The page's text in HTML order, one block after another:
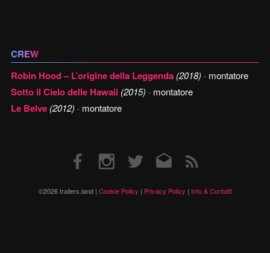
CREW
Robin Hood – L’origine della Leggenda (2018) · montatore
Sotto il Cielo delle Hawaii (2015) · montatore
Le Belve (2012) · montatore
©2026 trailers.land | Cookie Policy | Privacy Policy | Info & Contatti